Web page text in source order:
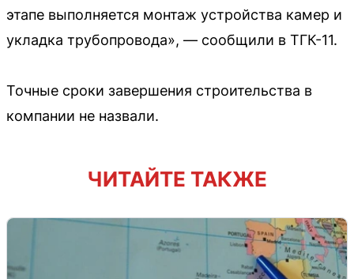
этапе выполняется монтаж устройства камер и
укладка трубопровода», — сообщили в ТГК-11.
Точные сроки завершения строительства в
компании не назвали.
ЧИТАЙТЕ ТАКЖЕ